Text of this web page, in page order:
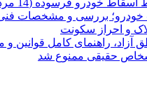
فرسوده (14 مرداد 1405)
و احراز سکونت
آزاد، راهنمای کامل قوانین و
حقیقی ممنوع شد